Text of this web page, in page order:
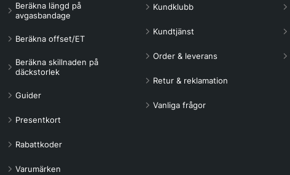
Beräkna längd på
avgasbandage
Beräkna offset/ET
Beräkna skillnaden på
däckstorlek
Guider
Presentkort
Rabattkoder
Varumärken
Kundklubb
Kundtjänst
Order & leverans
Retur & reklamation
Vanliga frågor